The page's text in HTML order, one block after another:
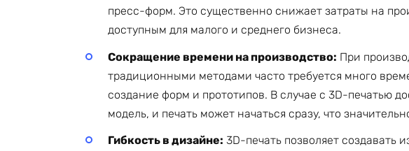
пресс-форм. Это существенно снижает затраты на
доступным для малого и среднего бизнеса.
Сокращение времени на производство: При
традиционными методами часто требуется много
создание форм и прототипов. В случае с 3D-печатью
модель, и печать может начаться сразу, что
Гибкость в дизайне: 3D-печать позволяет создавать